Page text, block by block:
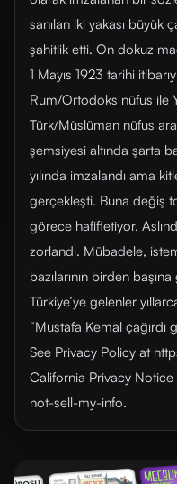
sanılan iki yakası büyük
şahitlik etti. On dokuz
1 Mayıs 1923 tarihi
Rum/Ortodoks nüfus ile
Türk/Müslüman nüfus
şemsiyesi altında şarta
yılında imzalandı ama
gerçekleşti. Buna değiş
görece hafifletiyor.
zorlandı. Mübadele,
bazılarının birden
Türkiye’ye gelenler
“Mustafa Kemal çağırdı
See Privacy Policy at
California Privacy
not-sell-my-info.